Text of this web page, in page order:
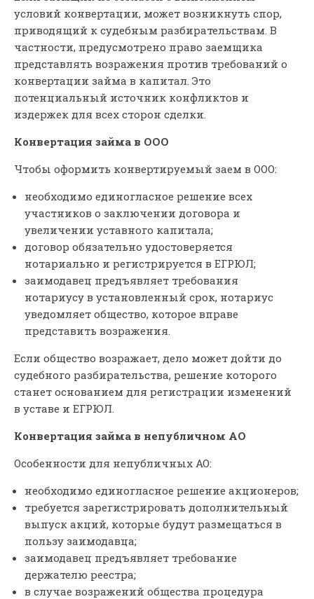
условий конвертации, может возникнуть спор,
приводящий к судебным разбирательствам. В
частности, предусмотрено право заемщика
представлять возражения против требований о
конвертации займа в капитал. Это
потенциальный источник конфликтов и
издержек для всех сторон сделки.
Конвертация займа в ООО
Чтобы оформить конвертируемый заем в ООО:
необходимо единогласное решение всех
участников о заключении договора и
увеличении уставного капитала;
договор обязательно удостоверяется
нотариально и регистрируется в ЕГРЮЛ;
заимодавец предъявляет требования
нотариусу в установленный срок, нотариус
уведомляет общество, которое вправе
представить возражения.
Если общество возражает, дело может дойти до
судебного разбирательства, решение которого
станет основанием для регистрации изменений
в уставе и ЕГРЮЛ.
Конвертация займа в непубличном АО
Особенности для непубличных АО:
необходимо единогласное решение акционеров;
требуется зарегистрировать дополнительный
выпуск акций, которые будут размещаться в
пользу заимодавца;
заимодавец предъявляет требование
держателю реестра;
в случае возражений общества процедура